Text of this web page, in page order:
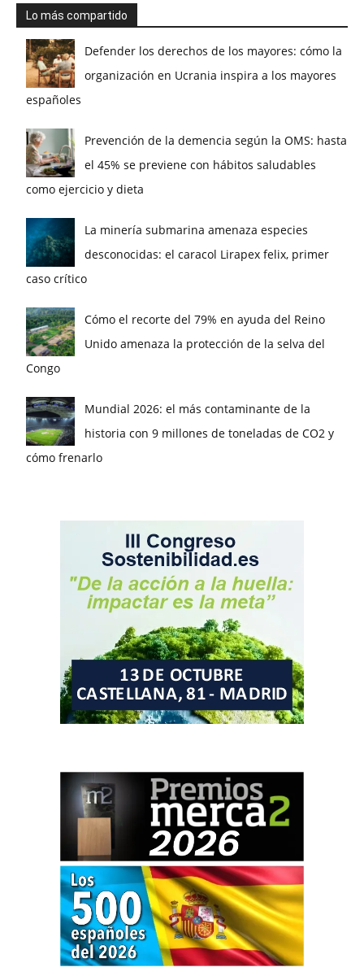
Lo más compartido
Defender los derechos de los mayores: cómo la
organización en Ucrania inspira a los mayores
españoles
Prevención de la demencia según la OMS: hasta
el 45% se previene con hábitos saludables
como ejercicio y dieta
La minería submarina amenaza especies
desconocidas: el caracol Lirapex felix, primer
caso crítico
Cómo el recorte del 79% en ayuda del Reino
Unido amenaza la protección de la selva del
Congo
Mundial 2026: el más contaminante de la
historia con 9 millones de toneladas de CO2 y
cómo frenarlo